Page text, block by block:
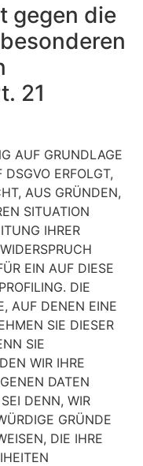
gegen die
21
AUF GRUNDLAGE
ERFOLGT,
AUS GRÜNDEN,
SITUATION
IHRER
EIN AUF DIESE
DIE
AUF DENEN EINE
SIE DIESER
SIE
WIR IHRE
DATEN
DENN, WIR
GRÜNDE
DIE IHRE